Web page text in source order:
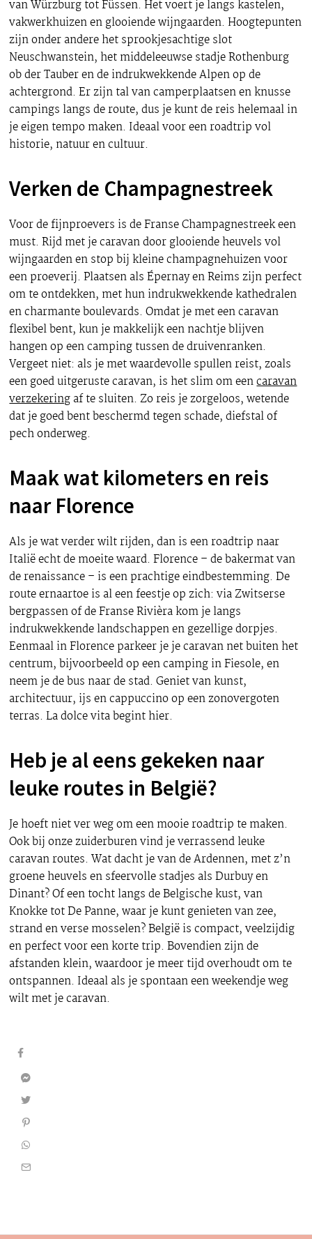
van Würzburg tot Füssen. Het voert je langs kastelen,
vakwerkhuizen en glooiende wijngaarden. Hoogtepunten
zijn onder andere het sprookjesachtige slot
Neuschwanstein, het middeleeuwse stadje Rothenburg
ob der Tauber en de indrukwekkende Alpen op de
achtergrond. Er zijn tal van camperplaatsen en knusse
campings langs de route, dus je kunt de reis helemaal in
je eigen tempo maken. Ideaal voor een roadtrip vol
historie, natuur en cultuur.
Verken de Champagnestreek
Voor de fijnproevers is de Franse Champagnestreek een
must. Rijd met je caravan door glooiende heuvels vol
wijngaarden en stop bij kleine champagnehuizen voor
een proeverij. Plaatsen als Épernay en Reims zijn perfect
om te ontdekken, met hun indrukwekkende kathedralen
en charmante boulevards. Omdat je met een caravan
flexibel bent, kun je makkelijk een nachtje blijven
hangen op een camping tussen de druivenranken.
Vergeet niet: als je met waardevolle spullen reist, zoals
een goed uitgeruste caravan, is het slim om eencaravan
verzekering af te sluiten. Zo reis je zorgeloos, wetende
dat je goed bent beschermd tegen schade, diefstal of
pech onderweg.
Maak wat kilometers en reis
naar Florence
Als je wat verder wilt rijden, dan is een roadtrip naar
Italië echt de moeite waard. Florence – de bakermat van
de renaissance – is een prachtige eindbestemming. De
route ernaartoe is al een feestje op zich: via Zwitserse
bergpassen of de Franse Rivièra kom je langs
indrukwekkende landschappen en gezellige dorpjes.
Eenmaal in Florence parkeer je je caravan net buiten het
centrum, bijvoorbeeld op een camping in Fiesole, en
neem je de bus naar de stad. Geniet van kunst,
architectuur, ijs en cappuccino op een zonovergoten
terras. La dolce vita begint hier.
Heb je al eens gekeken naar
leuke routes in België?
Je hoeft niet ver weg om een mooie roadtrip te maken.
Ook bij onze zuiderburen vind je verrassend leuke
caravan routes. Wat dacht je van de Ardennen, met z’n
groene heuvels en sfeervolle stadjes als Durbuy en
Dinant? Of een tocht langs de Belgische kust, van
Knokke tot De Panne, waar je kunt genieten van zee,
strand en verse mosselen? België is compact, veelzijdig
en perfect voor een korte trip. Bovendien zijn de
afstanden klein, waardoor je meer tijd overhoudt om te
ontspannen. Ideaal als je spontaan een weekendje weg
wilt met je caravan.